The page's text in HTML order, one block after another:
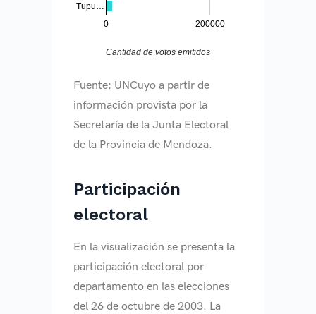
0 200000
Tupu…
Cantidad de votos emitidos
Fuente: UNCuyo a partir de
información provista por la
Secretaría de la Junta Electoral
de la Provincia de Mendoza.
Participación
electoral
En la visualización se presenta la
participación electoral por
departamento en las elecciones
del 26 de octubre de 2003. La